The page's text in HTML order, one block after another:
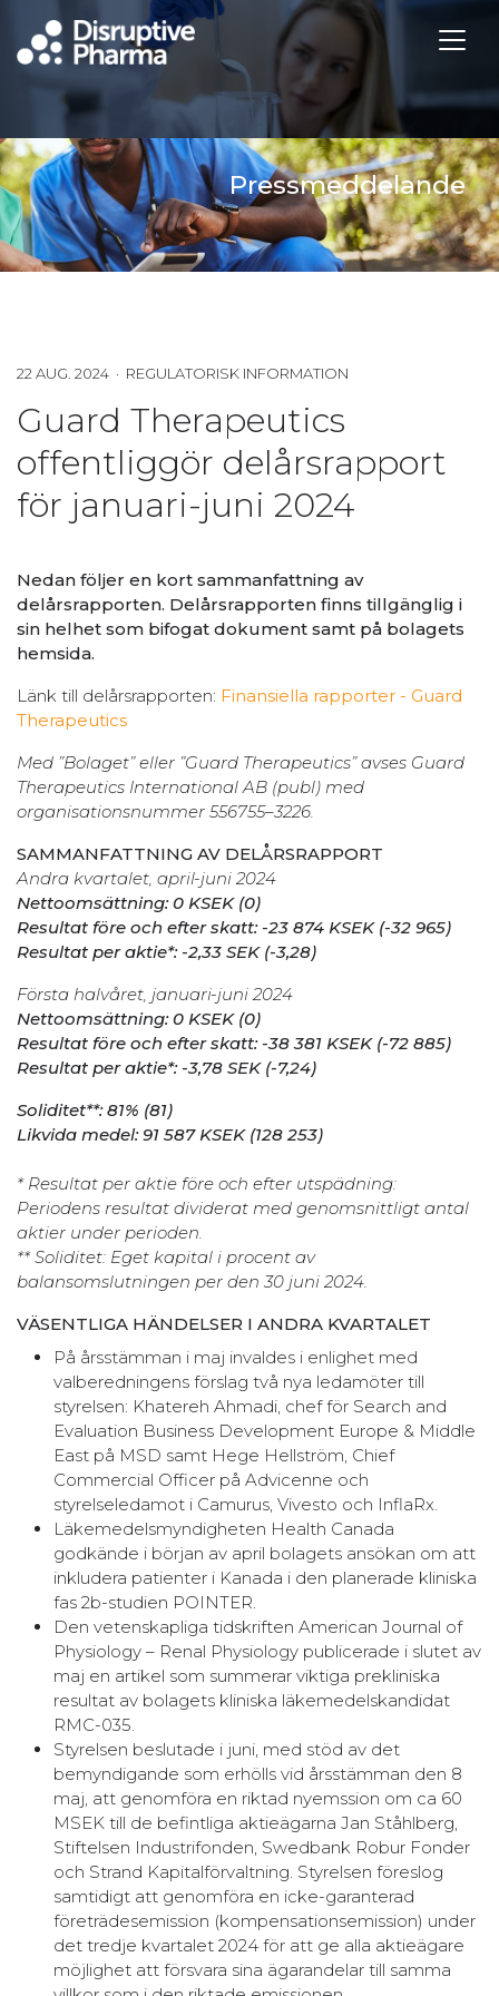
Pressmeddelande
22 AUG. 2024 · REGULATORISK INFORMATION
Guard Therapeutics
offentliggör delårsrapport
för januari-juni 2024
Nedan följer en kort sammanfattning av
delårsrapporten. Delårsrapporten finns tillgänglig i
sin helhet som bifogat dokument samt på bolagets
hemsida.
Länk till delårsrapporten: Finansiella rapporter - Guard
Therapeutics
Med ”Bolaget” eller ”Guard Therapeutics” avses Guard
Therapeutics International AB (publ) med
organisationsnummer 556755–3226.
SAMMANFATTNING AV DELÅRSRAPPORT
Andra kvartalet, april-juni 2024
Nettoomsättning: 0 KSEK (0)
Resultat före och efter skatt: -23 874 KSEK (-32 965)
Resultat per aktie*: -2,33 SEK (-3,28)
Första halvåret, januari-juni 2024
Nettoomsättning: 0 KSEK (0)
Resultat före och efter skatt: -38 381 KSEK (-72 885)
Resultat per aktie*: -3,78 SEK (-7,24)
Soliditet**: 81% (81)
Likvida medel: 91 587 KSEK (128 253)
* Resultat per aktie före och efter utspädning:
Periodens resultat dividerat med genomsnittligt antal
aktier under perioden.
** Soliditet: Eget kapital i procent av
balansomslutningen per den 30 juni 2024.
VÄSENTLIGA HÄNDELSER I ANDRA KVARTALET
På årsstämman i maj invaldes i enlighet med
valberedningens förslag två nya ledamöter till
styrelsen: Khatereh Ahmadi, chef för Search and
Evaluation Business Development Europe & Middle
East på MSD samt Hege Hellström, Chief
Commercial Officer på Advicenne och
styrelseledamot i Camurus, Vivesto och InflaRx.
Läkemedelsmyndigheten Health Canada
godkände i början av april bolagets ansökan om att
inkludera patienter i Kanada i den planerade kliniska
fas 2b-studien POINTER.
Den vetenskapliga tidskriften American Journal of
Physiology – Renal Physiology publicerade i slutet av
maj en artikel som summerar viktiga prekliniska
resultat av bolagets kliniska läkemedelskandidat
RMC-035.
Styrelsen beslutade i juni, med stöd av det
bemyndigande som erhölls vid årsstämman den 8
maj, att genomföra en riktad nyemssion om ca 60
MSEK till de befintliga aktieägarna Jan Ståhlberg,
Stiftelsen Industrifonden, Swedbank Robur Fonder
och Strand Kapitalförvaltning. Styrelsen föreslog
samtidigt att genomföra en icke-garanterad
företrädesemission (kompensationsemission) under
det tredje kvartalet 2024 för att ge alla aktieägare
möjlighet att försvara sina ägarandelar till samma